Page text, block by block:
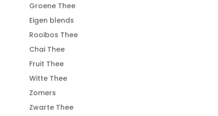
Groene Thee
Eigen blends
Rooibos Thee
Chai Thee
Fruit Thee
Witte Thee
Zomers
Zwarte Thee